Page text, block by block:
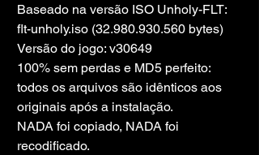
Baseado na versão ISO Unholy-FLT:
flt-unholy.iso (32.980.930.560 bytes)
Versão do jogo: v30649
100% sem perdas e MD5 perfeito:
todos os arquivos são idênticos aos
originais após a instalação.
NADA foi copiado, NADA foi
recodificado.